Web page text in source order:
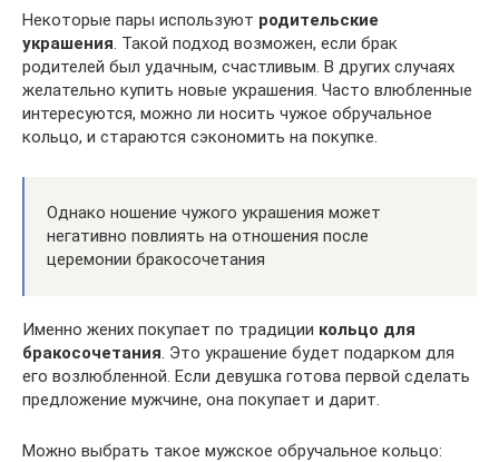
Некоторые пары используют родительские
украшения . Такой подход возможен, если брак
родителей был удачным, счастливым. В других случаях
желательно купить новые украшения. Часто влюбленные
интересуются, можно ли носить чужое обручальное
кольцо, и стараются сэкономить на покупке.
Однако ношение чужого украшения может
негативно повлиять на отношения после
церемонии бракосочетания
Именно жених покупает по традиции кольцо для
бракосочетания . Это украшение будет подарком для
его возлюбленной. Если девушка готова первой сделать
предложение мужчине, она покупает и дарит.
Можно выбрать такое мужское обручальное кольцо: